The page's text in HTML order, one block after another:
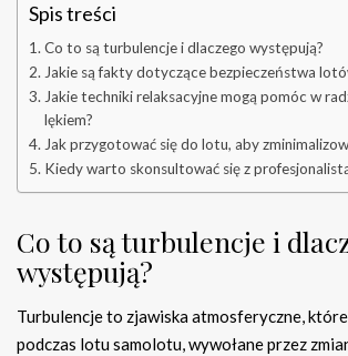
Spis treści
Co to są turbulencje i dlaczego występują?
Jakie są fakty dotyczące bezpieczeństwa
Jakie techniki relaksacyjne mogą pomóc w
lękiem?
Jak przygotować się do lotu, aby
Kiedy warto skonsultować się z
Co to są turbulencje i
występują?
Turbulencje to zjawiska atmosferyczne,
podczas lotu samolotu, wywołane przez